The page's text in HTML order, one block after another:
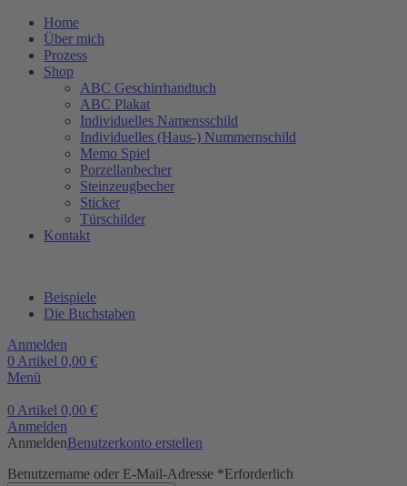
Home
Über mich
Prozess
Shop
ABC Geschirrhandtuch
ABC Plakat
Individuelles Namensschild
Individuelles (Haus-) Nummernschild
Memo Spiel
Porzellanbecher
Steinzeugbecher
Sticker
Türschilder
Kontakt
Beispiele
Die Buchstaben
Anmelden
0 Artikel 0,00 €
Menü
0 Artikel 0,00 €
Anmelden
AnmeldenBenutzerkonto erstellen
Benutzername oder E-Mail-Adresse *Erforderlich